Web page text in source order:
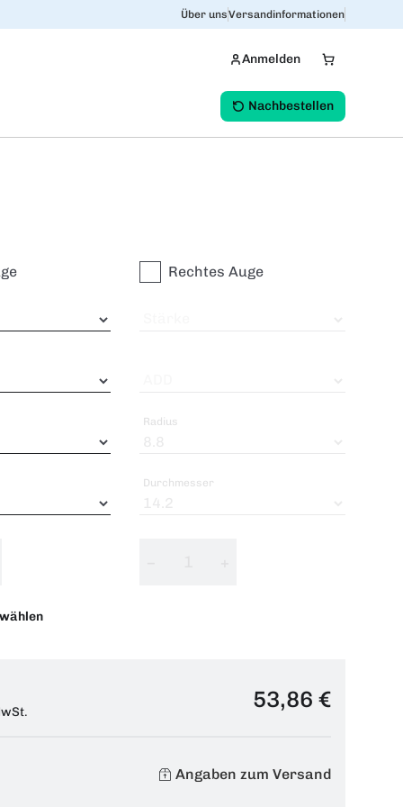
Über unsVersandinformationen
Anmelden
Nachbestellen
Rechtes Auge
Radius
Durchmesser
53,86 €
Angaben zum Versand